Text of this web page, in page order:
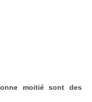
moitié sont des